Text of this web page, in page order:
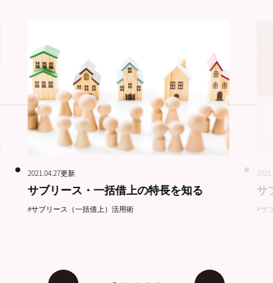
2021.04.27更新
サブリース・一括借上の特長を知る
#サブリース（一括借上）活用術
サ
#サ